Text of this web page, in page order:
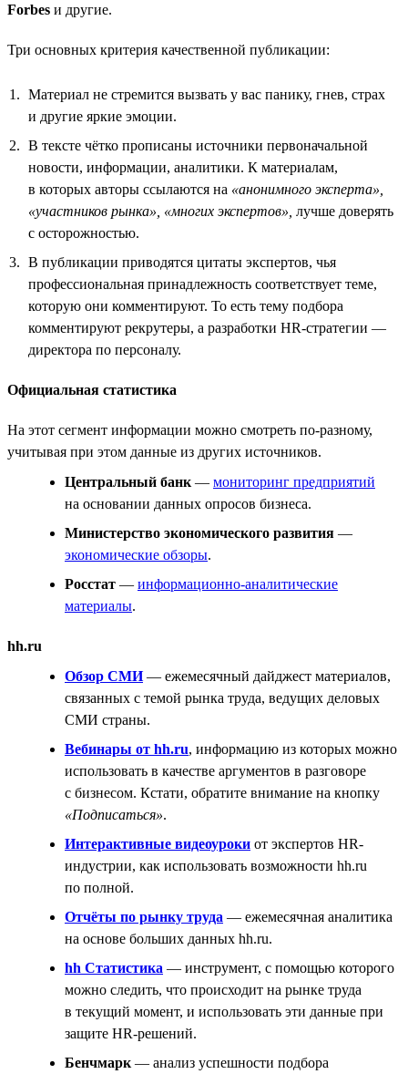
Forbes и другие.
Три основных критерия качественной публикации:
Материал не стремится вызвать у вас панику, гнев, страх
и другие яркие эмоции.
В тексте чётко прописаны источники первоначальной
новости, информации, аналитики. К материалам,
в которых авторы ссылаются на «анонимного эксперта»,
«участников рынка», «многих экспертов», лучше доверять
с осторожностью.
В публикации приводятся цитаты экспертов, чья
профессиональная принадлежность соответствует теме,
которую они комментируют. То есть тему подбора
комментируют рекрутеры, а разработки HR-стратегии —
директора по персоналу.
Официальная статистика
На этот сегмент информации можно смотреть по-разному,
учитывая при этом данные из других источников.
Центральный банк — мониторинг предприятий
на основании данных опросов бизнеса.
Министерство экономического развития —
экономические обзоры.
Росстат — информационно-аналитические
материалы.
hh.ru
Обзор СМИ— ежемесячный дайджест материалов,
связанных с темой рынка труда, ведущих деловых
СМИ страны.
Вебинары от hh.ru, информацию из которых можно
использовать в качестве аргументов в разговоре
с бизнесом. Кстати, обратите внимание на кнопку
«Подписаться».
Интерактивные видеоуроки от экспертов HR-
индустрии, как использовать возможности hh.ru
по полной.
Отчёты по рынку труда — ежемесячная аналитика
на основе больших данных hh.ru.
hh Статистика — инструмент, с помощью которого
можно следить, что происходит на рынке труда
в текущий момент, и использовать эти данные при
защите HR-решений.
Бенчмарк — анализ успешности подбора